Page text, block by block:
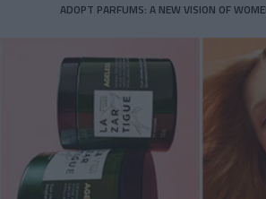
ADOPT PARFUMS: A NEW VISION OF